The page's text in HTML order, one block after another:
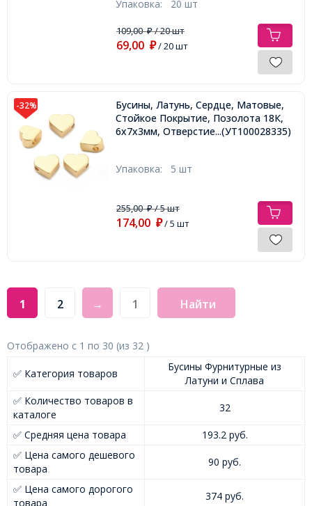
Упаковка: 20 шт
109,00₽/ 20 шт
69,00 ₽/ 20 шт
-32%
Бусины, Латунь, Сердце, Матовые,
Стойкое Покрытие, Позолота 18К,
6х7х3мм, Отверстие 1.2мм,...(УТ100028335)
Упаковка: 5 шт
255,00₽/ 5 шт
174,00 ₽/ 5 шт
1 2 → Найти
Отображено с 1 по 30 (из 32 )
✅ Категория товаров
Бусины Фурнитурные из
Латуни и Сплава
✅ Количество товаров в
каталоге
32
✅ Средняя цена товара
193.2 руб.
✅ Цена самого дешевого
товара
90 руб.
✅ Цена самого дорогого
товара
374 руб.